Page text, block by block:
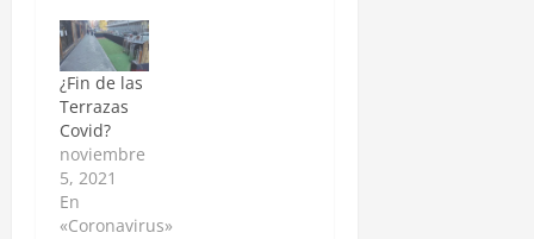
¿Fin de las
Terrazas
Covid?
noviembre
5, 2021
En
«Coronavirus»